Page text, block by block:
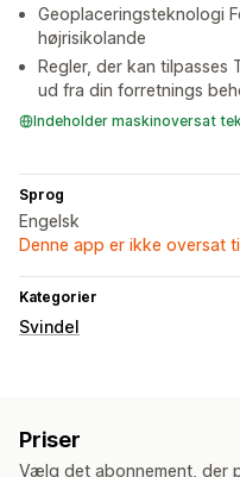
Geoplaceringsteknologi
højrisikolande
Regler, der kan tilpasses
ud fra din forretnings
Indeholder maskinoversat
Sprog
Engelsk
Denne app er ikke oversat
Kategorier
Svindel
Priser
Vælg det abonnement, der